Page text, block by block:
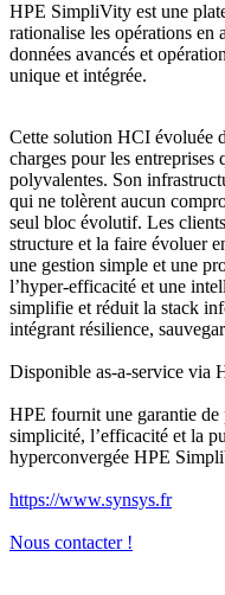
HPE SimpliVity est une
rationalise les opérations en
données avancés et
unique et intégrée.
Cette solution HCI évoluée
charges pour les entreprises
polyvalentes. Son
qui ne tolèrent aucun
seul bloc évolutif. Les
structure et la faire évoluer
une gestion simple et une
l’hyper-efficacité et une
simplifie et réduit la stack
intégrant résilience,
Disponible as-a-service via
HPE fournit une garantie de
simplicité, l’efficacité et la
hyperconvergée HPE
https://www.synsys.fr
Nous contacter !